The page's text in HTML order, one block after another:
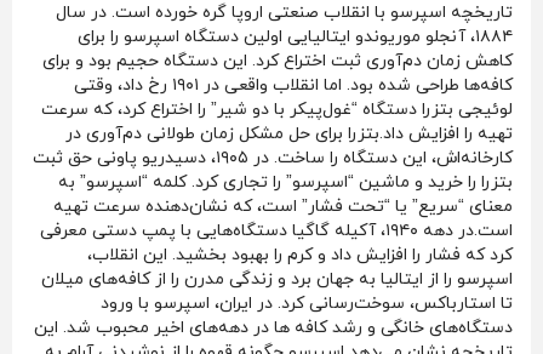
تاریخچه اسپرسو با انقلاب صنعتی اروپا گره خورده است. در سال
۱۸۸۴، آنجلو موریوندو ایتالیایی اولین دستگاه اسپرسو را برای
کاهش زمان دم‌آوری ثبت اختراع کرد. این دستگاه حجیم بود و برای
کافه‌ها طراحی شده بود. اما انقلاب واقعی در ۱۹۰۱ رخ داد، وقتی
لوئیجی بتزرا دستگاه “غول‌پیکر با دو شیر” را اختراع کرد، که سرعت
تهیه را افزایش داد.بتزرا برای حل مشکل زمان طولانی دم‌آوری در
کارخانه‌اش، این دستگاه را ساخت. در ۱۹۰۵، دسیدریو پاونی حق ثبت
بتزرا را خرید و ماشین “اسپرسو” را تجاری کرد. کلمه “اسپرسو” به
معنای “سریع” یا “تحت فشار” است، که نشان‌دهنده سرعت تهیه
است.در دهه ۱۹۴۰، آکیله گاگیا دستگاه‌هایی با پمپ دستی معرفی
کرد که فشار را افزایش داد و کرم را بهبود بخشید. این انقلاب،
اسپرسو را از ایتالیا به جهان برد و زندگی مدرن را از کافه‌های میلان
تا استارباکس، سوخت‌رسانی کرد. در ایران، اسپرسو با ورود
دستگاه‌های خانگی و رشد کافه ها در دهه‌های اخیر محبوب شد. این